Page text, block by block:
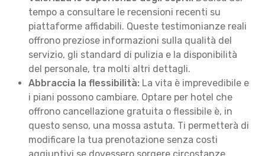
tempo a consultare le recensioni recenti su
piattaforme affidabili. Queste testimonianze reali
offrono preziose informazioni sulla qualità del
servizio, gli standard di pulizia e la disponibilità
del personale, tra molti altri dettagli.
Abbraccia la flessibilità: La vita è imprevedibile e
i piani possono cambiare. Optare per hotel che
offrono cancellazione gratuita o flessibile è, in
questo senso, una mossa astuta. Ti permetterà di
modificare la tua prenotazione senza costi